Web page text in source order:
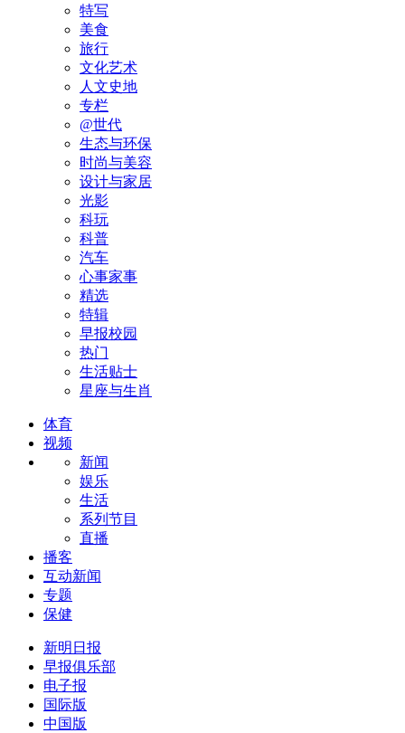
特写
美食
旅行
文化艺术
人文史地
专栏
@世代
生态与环保
时尚与美容
设计与家居
光影
科玩
科普
汽车
心事家事
精选
特辑
早报校园
热门
生活贴士
星座与生肖
体育
视频
新闻
娱乐
生活
系列节目
直播
播客
互动新闻
专题
保健
新明日报
早报俱乐部
电子报
国际版
中国版